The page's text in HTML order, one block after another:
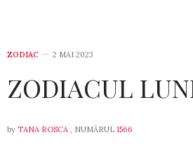
ZODIAC 2 MAI 2023
ZODIACUL
by TANA ROSCA , NUMĂRUL 1566